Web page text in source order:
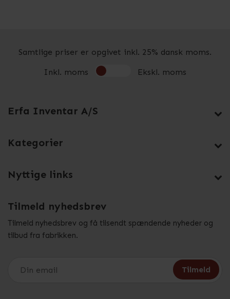
Samtlige priser er opgivet inkl. 25% dansk moms.
Inkl. moms Ekskl. moms
Erfa Inventar A/S
Kategorier
Nyttige links
Tilmeld nyhedsbrev
Tilmeld nyhedsbrev og få tilsendt spændende nyheder og
tilbud fra fabrikken.